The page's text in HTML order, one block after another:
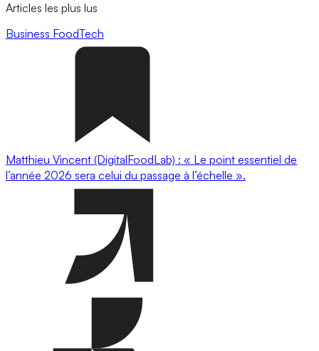
Articles les plus lus
Business FoodTech
Matthieu Vincent (DigitalFoodLab) : « Le point essentiel de
l’année 2026 sera celui du passage à l’échelle ».